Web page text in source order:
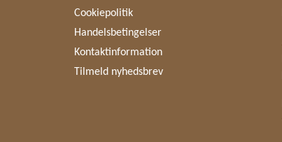
Cookiepolitik
Handelsbetingelser
Kontaktinformation
Tilmeld nyhedsbrev